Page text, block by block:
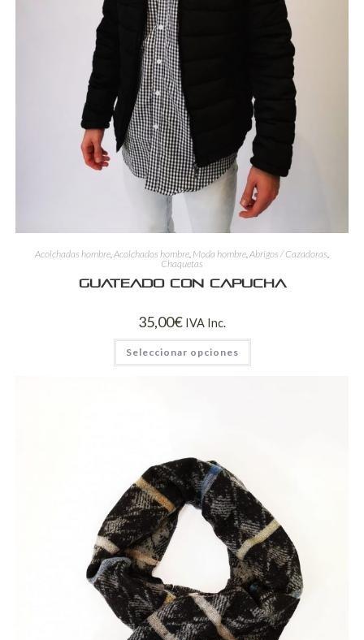
Acolchadas hombre Acolchados hombre Moda hombre Abrigos / Cazadoras
Chaquetas
Guateado con capucha
35,00€ IVA Inc.
Seleccionar opciones